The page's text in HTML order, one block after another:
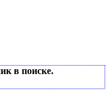
в поиске.